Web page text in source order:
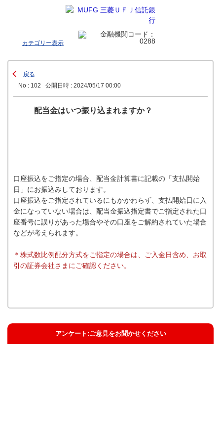
カテゴリー表示
戻る
No : 102
公開日時 : 2024/05/17 00:00
配当金はいつ振り込まれますか？
口座振込をご指定の場合、配当金計算書に記載の「支払開始
日」にお振込みしております。
口座振込をご指定されているにもかかわらず、支払開始日に入
金になっていない場合は、配当金振込指定書でご指定された口
座番号に誤りがあった場合やその口座をご解約されていた場合
などが考えられます。
＊株式数比例配分方式をご指定の場合は、ご入金日含め、お取
引の証券会社さまにご確認ください。
アンケート:ご意見をお聞かせください